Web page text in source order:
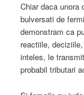
Chiar daca unora
bulversati de
demonstram ca
reactiile,
inteles, le
probabil tributari